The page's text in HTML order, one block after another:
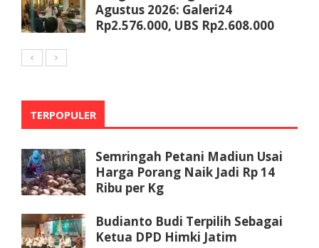
Agustus 2026: Galeri24
Rp2.576.000, UBS Rp2.608.000
TERPOPULER
Semringah Petani Madiun Usai
Harga Porang Naik Jadi Rp 14
Ribu per Kg
Budianto Budi Terpilih Sebagai
Ketua DPD Himki Jatim